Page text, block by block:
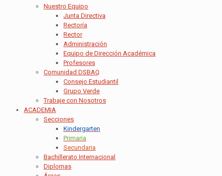
Nuestro Equipo
Junta Directiva
Rectoría
Rector
Administración
Equipo de Dirección Académica
Profesores
Comunidad DSBAQ
Consejo Estudiantil
Grupo Verde
Trabaje con Nosotros
ACADEMIA
Secciones
Kindergarten
Primaria
Secundaria
Bachillerato Internacional
Diplomas